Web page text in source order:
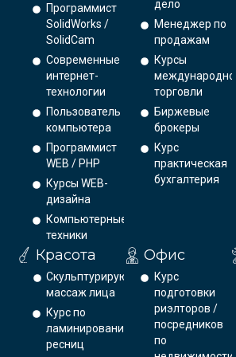
Программист
SolidWorks /
SolidCam
Современные
интернет-
технологии
Пользователь
компьютера
Программист
WEB / PHP
Курсы WEB-
дизайна
Компьютерные
техники
дело
Менеджер по
продажам
Курсы
международной
торговли
Биржевые
брокеры
Курс
практическая
бухгалтерия
Красота
Скульптурирующий
массаж лица
Курс по
ламинированию
ресниц
Офис
Курс
подготовки
риэлторов /
посредников
по